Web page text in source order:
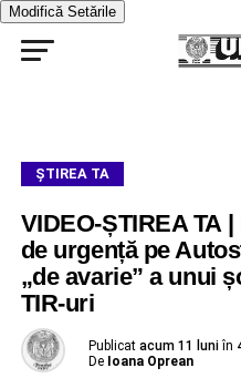
Modifică Setările
ŞTIREA TA
VIDEO-ȘTIREA TA
de urgență pe
„de avarie” a unui
TIR-uri
Publicat acum 11 luni în
De Ioana Oprean